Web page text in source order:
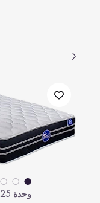
وحدة SKU: D110*190*25